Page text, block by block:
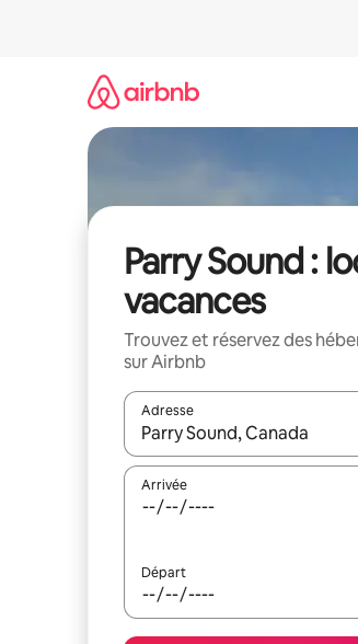
Parry Sound :
vacances
Trouvez et réservez des
sur Airbnb
Adresse
Lorsque les résultats
Arrivée
Départ